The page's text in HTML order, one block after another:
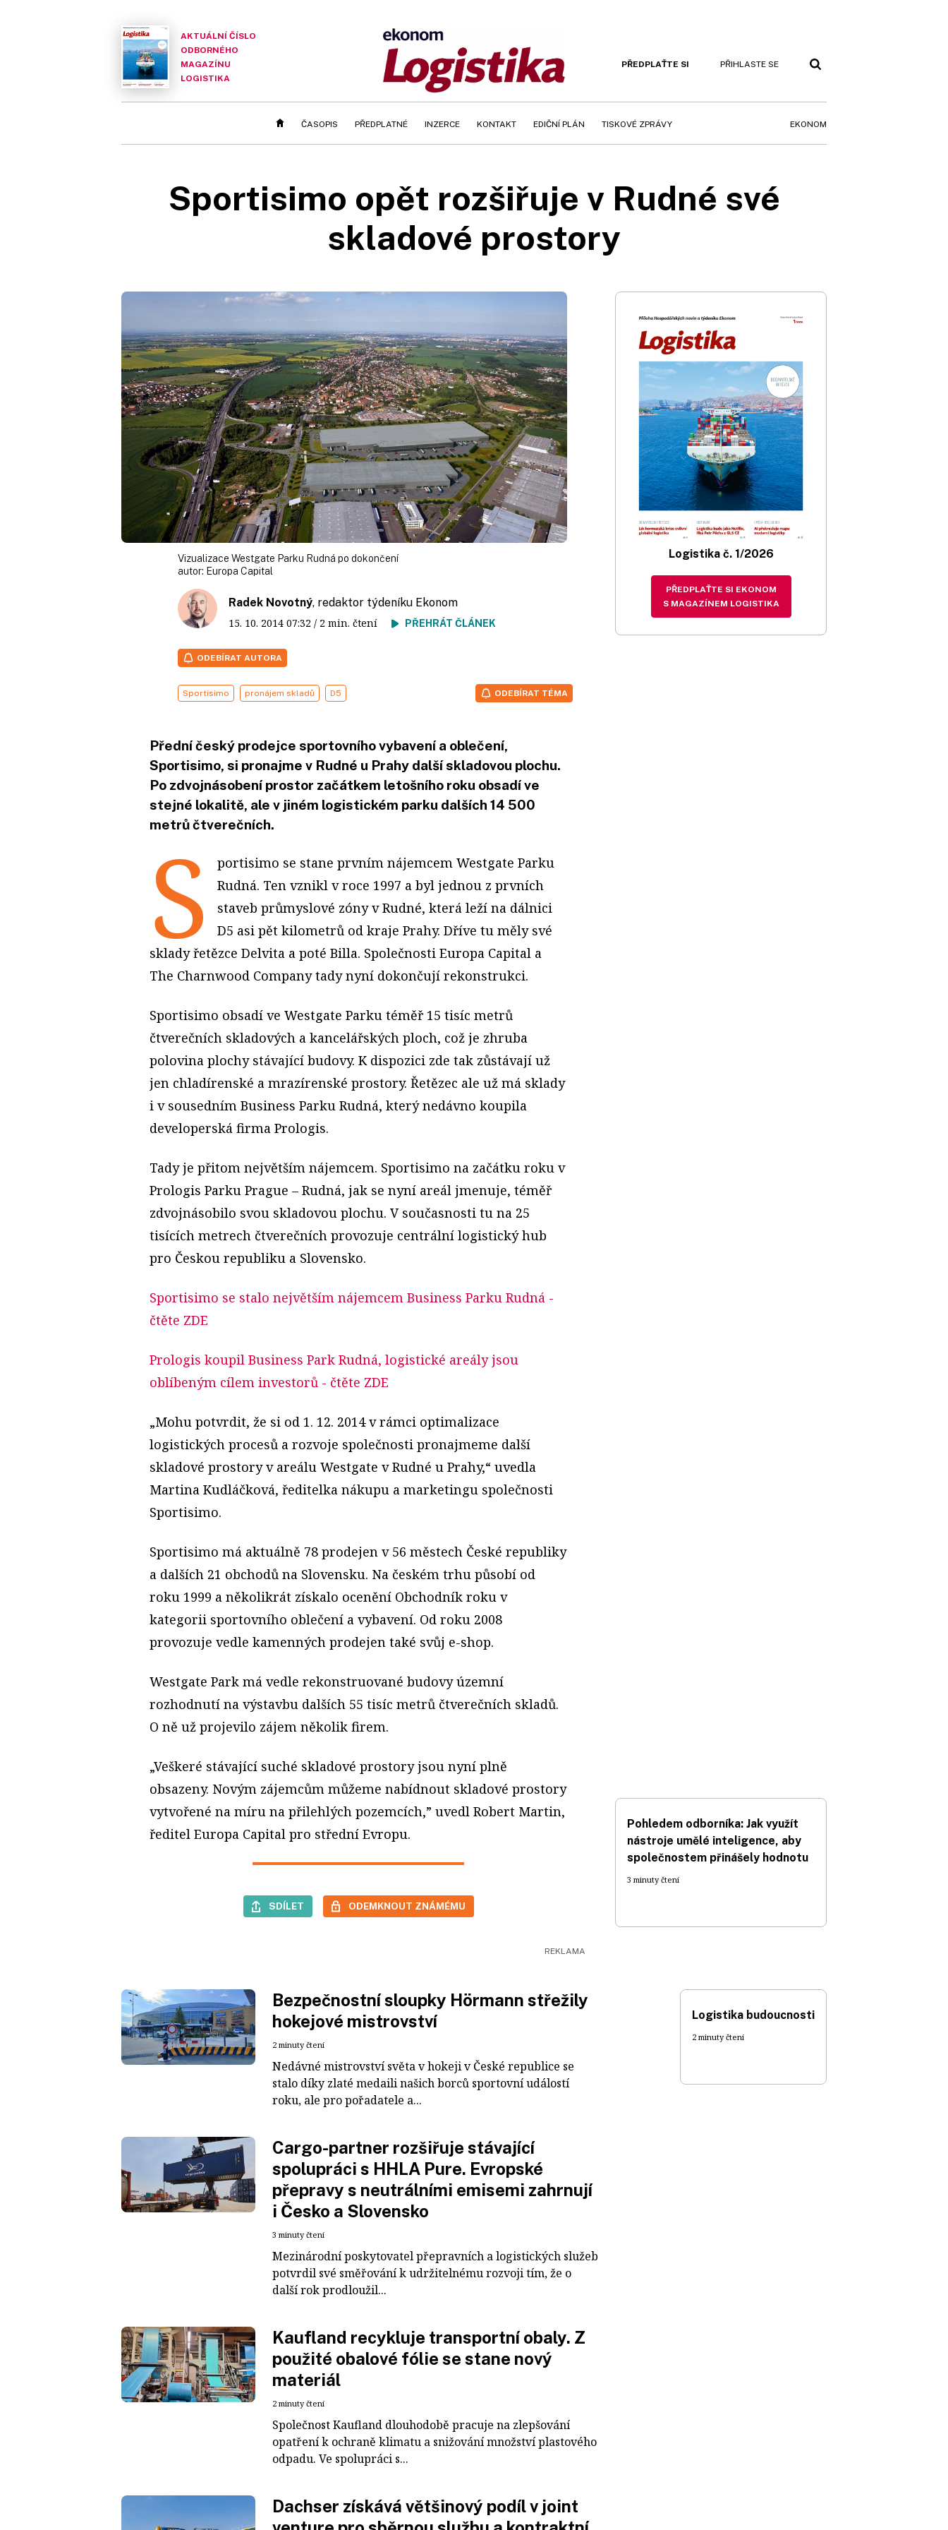
AKTUÁLNÍ ČÍSLO
ODBORNÉHO
MAGAZÍNU
LOGISTIKA
PŘEDPLAŤTE SI PŘIHLASTE SE
ČASOPIS PŘEDPLATNÉ INZERCE KONTAKT EDIČNÍ PLÁN TISKOVÉ ZPRÁVY EKONOM
Sportisimo opět rozšiřuje v Rudné své
skladové prostory
Vizualizace Westgate Parku Rudná po dokončení
autor: Europa Capital
Radek Novotný, redaktor týdeníku Ekonom
15. 10. 2014 07:32 / 2 min. čtení PŘEHRÁT ČLÁNEK
ODEBÍRAT AUTORA
Sportisimo pronájem skladů D5 ODEBÍRAT TÉMA
Přední český prodejce sportovního vybavení a oblečení,
Sportisimo, si pronajme v Rudné u Prahy další skladovou plochu.
Po zdvojnásobení prostor začátkem letošního roku obsadí ve
stejné lokalitě, ale v jiném logistickém parku dalších 14 500
metrů čtverečních.
S
portisimo se stane prvním nájemcem Westgate Parku
Rudná. Ten vznikl v roce 1997 a byl jednou z prvních
staveb průmyslové zóny v Rudné, která leží na dálnici
D5 asi pět kilometrů od kraje Prahy. Dříve tu měly své
sklady řetězce Delvita a poté Billa. Společnosti Europa Capital a
The Charnwood Company tady nyní dokončují rekonstrukci.
Sportisimo obsadí ve Westgate Parku téměř 15 tisíc metrů
čtverečních skladových a kancelářských ploch, což je zhruba
polovina plochy stávající budovy. K dispozici zde tak zůstávají už
jen chladírenské a mrazírenské prostory. Řetězec ale už má sklady
i v sousedním Business Parku Rudná, který nedávno koupila
developerská firma Prologis.
Tady je přitom největším nájemcem. Sportisimo na začátku roku v
Prologis Parku Prague – Rudná, jak se nyní areál jmenuje, téměř
zdvojnásobilo svou skladovou plochu. V současnosti tu na 25
tisících metrech čtverečních provozuje centrální logistický hub
pro Českou republiku a Slovensko.
Sportisimo se stalo největším nájemcem Business Parku Rudná -
čtěte ZDE
Prologis koupil Business Park Rudná, logistické areály jsou
oblíbeným cílem investorů - čtěte ZDE
„Mohu potvrdit, že si od 1. 12. 2014 v rámci optimalizace
logistických procesů a rozvoje společnosti pronajmeme další
skladové prostory v areálu Westgate v Rudné u Prahy,“ uvedla
Martina Kudláčková, ředitelka nákupu a marketingu společnosti
Sportisimo.
Sportisimo má aktuálně 78 prodejen v 56 městech České republiky
a dalších 21 obchodů na Slovensku. Na českém trhu působí od
roku 1999 a několikrát získalo ocenění Obchodník roku v
kategorii sportovního oblečení a vybavení. Od roku 2008
provozuje vedle kamenných prodejen také svůj e-shop.
Westgate Park má vedle rekonstruované budovy územní
rozhodnutí na výstavbu dalších 55 tisíc metrů čtverečních skladů.
O ně už projevilo zájem několik firem.
„Veškeré stávající suché skladové prostory jsou nyní plně
obsazeny. Novým zájemcům můžeme nabídnout skladové prostory
vytvořené na míru na přilehlých pozemcích,” uvedl Robert Martin,
ředitel Europa Capital pro střední Evropu.
SDÍLET ODEMKNOUT ZNÁMÉMU
Logistika č. 1/2026
PŘEDPLAŤTE SI EKONOM
S MAGAZÍNEM LOGISTIKA
Pohledem odborníka: Jak využít
nástroje umělé inteligence, aby
společnostem přinášely hodnotu
3 minuty čtení
Bezpečnostní sloupky Hörmann střežily
hokejové mistrovství
2 minuty čtení
Nedávné mistrovství světa v hokeji v České republice se
stalo díky zlaté medaili našich borců sportovní událostí
roku, ale pro pořadatele a...
Cargo-partner rozšiřuje stávající
spolupráci s HHLA Pure. Evropské
přepravy s neutrálními emisemi zahrnují
i Česko a Slovensko
3 minuty čtení
Mezinárodní poskytovatel přepravních a logistických služeb
potvrdil své směřování k udržitelnému rozvoji tím, že o
další rok prodloužil...
Kaufland recykluje transportní obaly. Z
použité obalové fólie se stane nový
materiál
2 minuty čtení
Společnost Kaufland dlouhodobě pracuje na zlepšování
opatření k ochraně klimatu a snižování množství plastového
odpadu. Ve spolupráci s...
Dachser získává většinový podíl v joint
Logistika budoucnosti
2 minuty čtení